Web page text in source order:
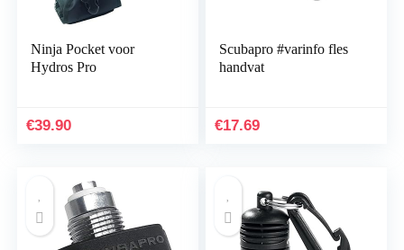
Ninja Pocket voor
Hydros Pro
€39.90
Scubapro #varinfo fles
handvat
€17.69